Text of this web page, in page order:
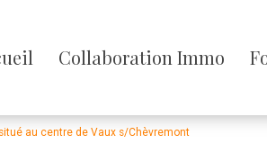
Collaboration Immo
au centre de Vaux s/Chèvremont